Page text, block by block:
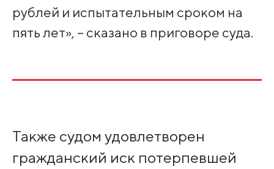
рублей и испытательным сроком на
пять лет», – сказано в приговоре суда.
Также судом удовлетворен
гражданский иск потерпевшей